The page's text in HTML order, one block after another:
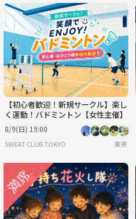
【初心者歓迎！新規サークル】楽し
く運動！バドミントン【女性主催】
8/9(日) 19:00
SWEAT CLUB TOKYO 東京